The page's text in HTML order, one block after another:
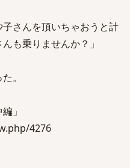
子さんを頂いちゃおうと計
も乗りませんか？」
。
」
4276